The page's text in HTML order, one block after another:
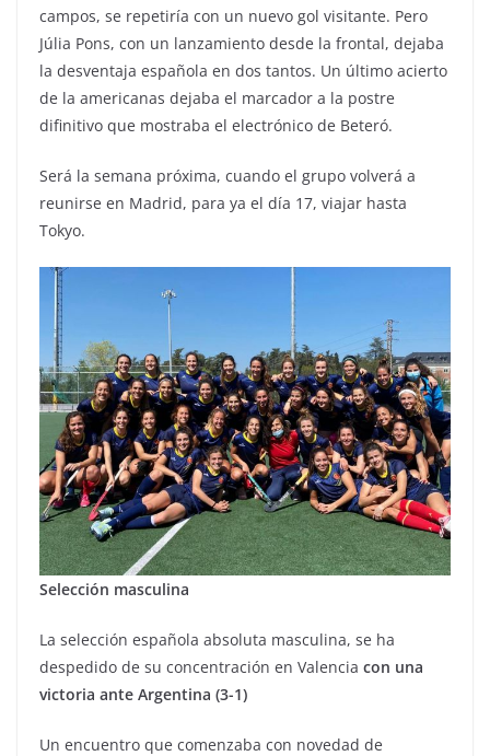
campos, se repetiría con un nuevo gol visitante. Pero
Júlia Pons, con un lanzamiento desde la frontal, dejaba
la desventaja española en dos tantos. Un último acierto
de la americanas dejaba el marcador a la postre
difinitivo que mostraba el electrónico de Beteró.
Será la semana próxima, cuando el grupo volverá a
reunirse en Madrid, para ya el día 17, viajar hasta
Tokyo.
Selección masculina
La selección española absoluta masculina, se ha
despedido de su concentración en Valencia con una
victoria ante Argentina (3-1)
Un encuentro que comenzaba con novedad de